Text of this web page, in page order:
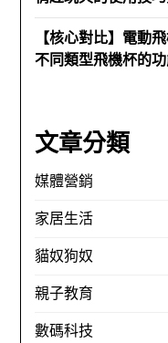
【核心對比】電動
不同類型飛機杯的
文章分類
媒體營銷
家居生活
貓奴狗奴
親子教育
數碼科技